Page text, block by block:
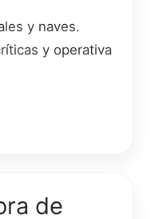
y naves.
y operativa
de